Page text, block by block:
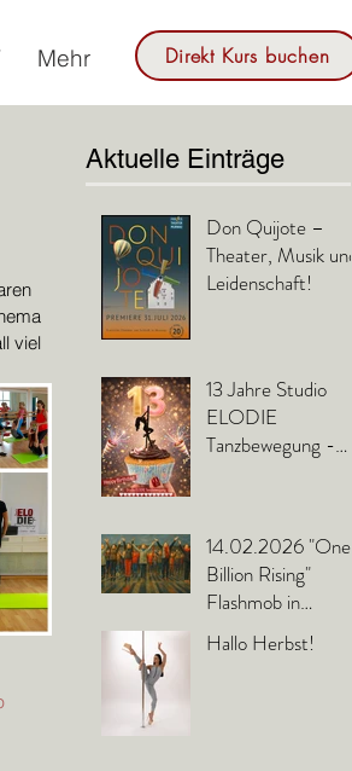
Mehr Direkt Kurs buchen
viel
Aktuelle Einträge
Don Quijote –
Theater, Musik und
Leidenschaft!
13 Jahre Studio
ELODIE
Tanzbewegung -
14.02.2026 "One
Billion Rising"
Flashmob in
Murnau
Hallo Herbst!